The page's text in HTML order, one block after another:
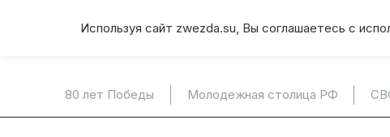
Используя сайт zwezda.su, Вы соглашаетесь с
80 лет Победы Молодежная столица РФ